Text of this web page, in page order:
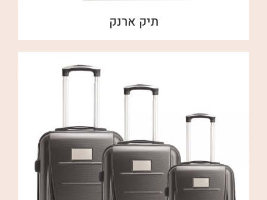
תיק ארנק